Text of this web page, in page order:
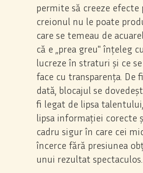
permite să creeze efecte
creionul nu le poate
care se temeau de
că e „prea greu" înțeleg
lucreze în straturi și ce
face cu transparența. De
dată, blocajul se
fi legat de lipsa
lipsa informației corecte
cadru sigur în care cei
încerce fără presiunea
unui rezultat spectaculos.